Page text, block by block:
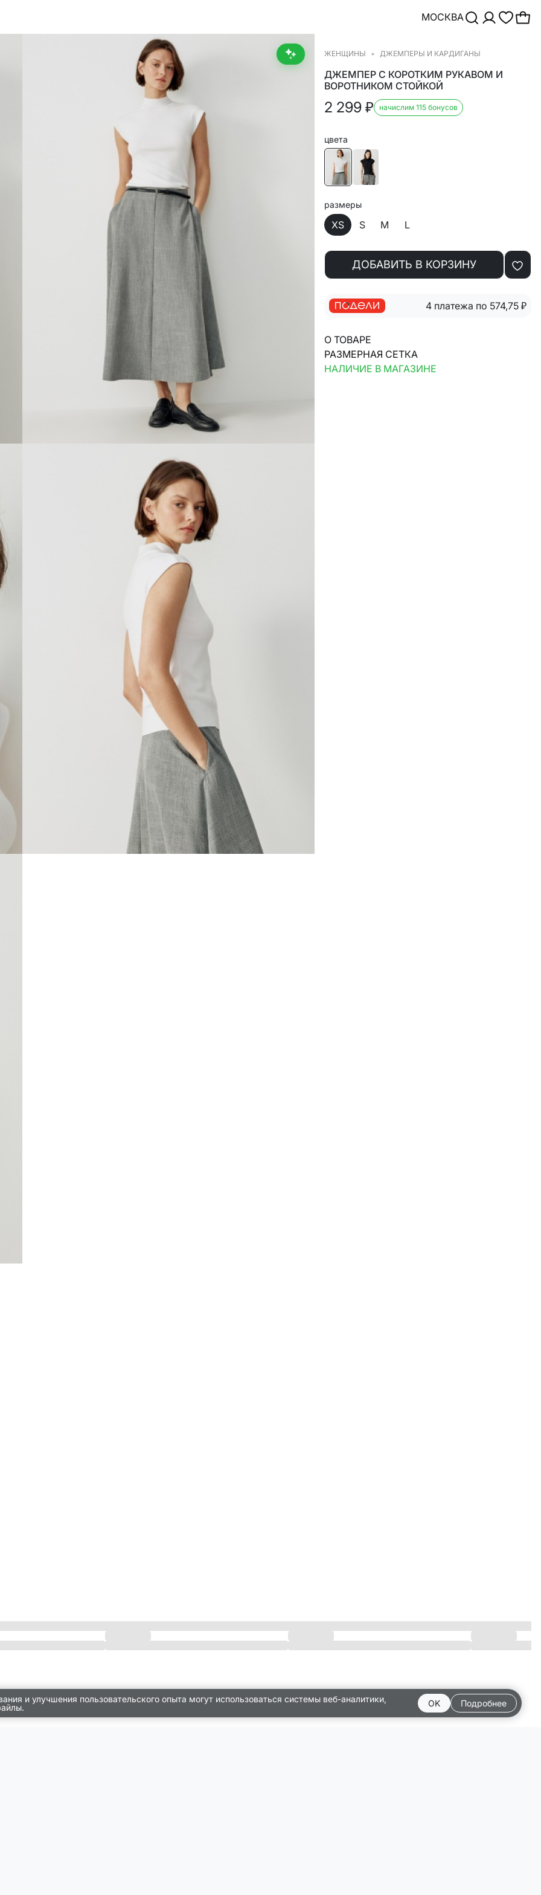
МОСКВА
ЖЕНЩИНЫ ДЖЕМПЕРЫ И КАРДИГАНЫ
ДЖЕМПЕР С КОРОТКИМ РУКАВОМ И
ВОРОТНИКОМ СТОЙКОЙ
2 299 ₽ начислим 115 бонусов
цвета
размеры
XS S M L
ДОБАВИТЬ В КОРЗИНУ
4 платежа по 574,75 ₽
О ТОВАРЕ
РАЗМЕРНАЯ СЕТКА
НАЛИЧИЕ В МАГАЗИНЕ
и улучшения пользовательского опыта могут использоваться системы веб-аналитики,
OK Подробнее